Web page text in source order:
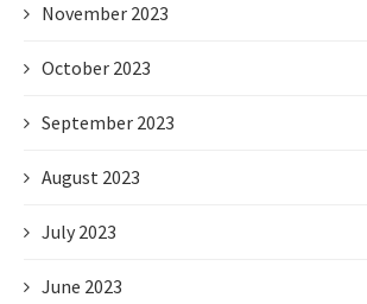
November 2023
October 2023
September 2023
August 2023
July 2023
June 2023